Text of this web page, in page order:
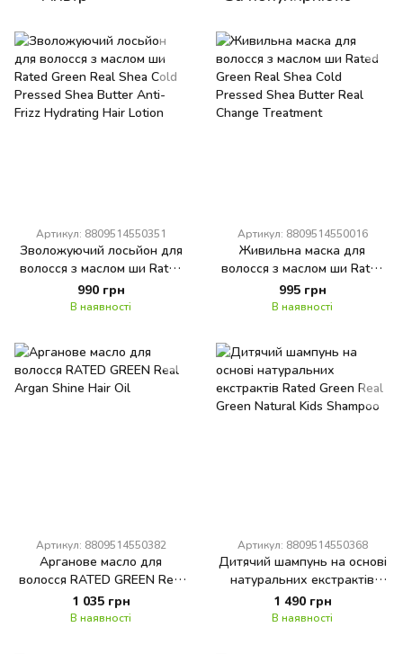
Артикул: 8809514550351
Зволожуючий лосьйон для
волосся з маслом ши Rated
Green Real Shea Cold
Pressed Shea Butter Anti-
990 грн
В наявності
Артикул: 8809514550016
Живильна маска для
волосся з маслом ши Rated
Green Real Shea Cold
Pressed Shea Butter Real
995 грн
В наявності
Артикул: 8809514550382
Арганове масло для
волосся RATED GREEN Real
Argan Shine Hair Oil
1 035 грн
В наявності
Артикул: 8809514550368
Дитячий шампунь на основі
натуральних екстрактів
Rated Green Real Green
Natural Kids Shampoo
1 490 грн
В наявності